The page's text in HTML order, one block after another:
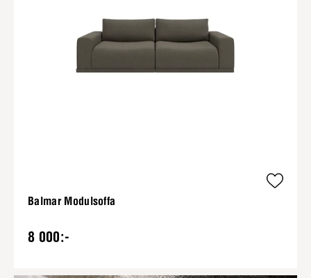
Balmar Modulsoffa
8 000:-